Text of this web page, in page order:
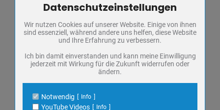
06 AUG.
SONDERAUSSTELLUNG „DER
FRANKENHÄUSER BAUMEISTER
CARL REICHENBACH UND DER
EINWEIHUNG DES
Zum Betrieb der Seite notwendige Cookies / Drittanbieter:
Name
PHP Session Cookie
Anbieter
Eigentümer dieser Website
Schutz
Cookie Name
PHPSESSID, fe_typo_user
Name
Datenschutzeinstellungen
Wir nutzen Cookies auf unserer Website. Einige von ihnen
sind essenziell, während andere uns helfen, diese Website
und Ihre Erfahrung zu verbessern.
Ich bin damit einverstanden und kann meine Einwilligung
jederzeit mit Wirkung für die Zukunft widerrufen oder
ändern.
Notwendig Info
YouTube Videos Info